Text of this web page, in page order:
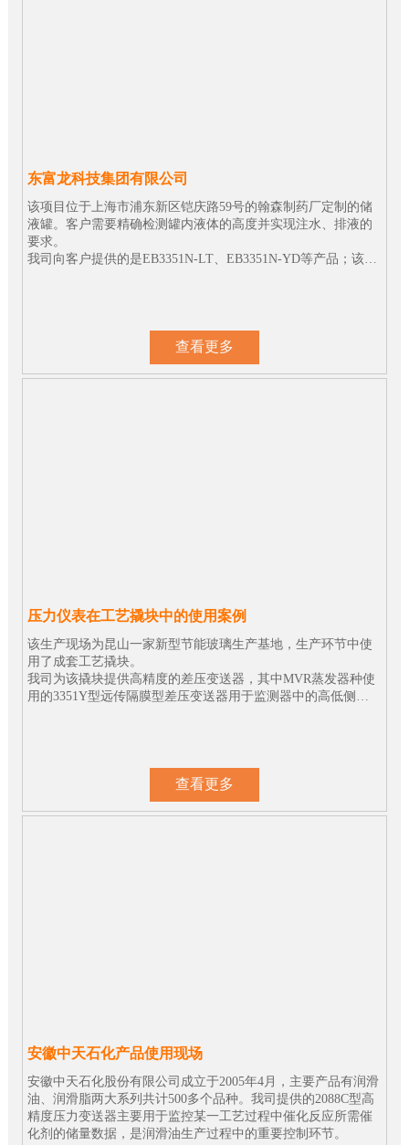
东富龙科技集团有限公司
该项目位于上海市浦东新区铠庆路59号的翰森制药厂定制的储
液罐。客户需要精确检测罐内液体的高度并实现注水、排液的
要求。
我司向客户提供的是EB3351N-LT、EB3351N-YD等产品；该产
查看更多
压力仪表在工艺撬块中的使用案例
该生产现场为昆山一家新型节能玻璃生产基地，生产环节中使
用了成套工艺撬块。
我司为该撬块提供高精度的差压变送器，其中MVR蒸发器种使
用的3351Y型远传隔膜型差压变送器用于监测器中的高低侧压
查看更多
安徽中天石化产品使用现场
安徽中天石化股份有限公司成立于2005年4月，主要产品有润滑
油、润滑脂两大系列共计500多个品种。我司提供的2088C型高
精度压力变送器主要用于监控某一工艺过程中催化反应所需催
化剂的储量数据，是润滑油生产过程中的重要控制环节。